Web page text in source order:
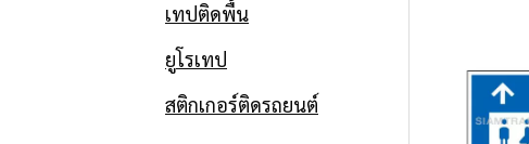
เทปติดพื้น
ยูโรเทป
สติกเกอร์ติดรถยนต์